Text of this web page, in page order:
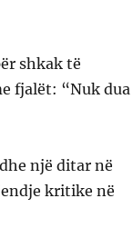
shkak të
fjalët: “Nuk dua
një ditar në
kritike në